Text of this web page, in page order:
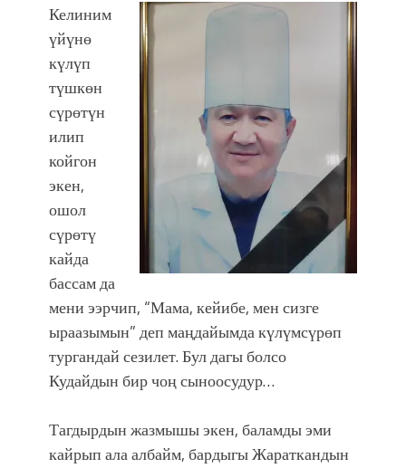
Келиним
үйүнө
күлүп
түшкөн
сүрөтүн
илип
койгон
экен,
ошол
сүрөтү
кайда
бассам да
мени ээрчип, “Мама, кейибе, мен сизге
ыраазымын” деп маңдайымда күлүмсүрөп
тургандай сезилет. Бул дагы болсо
Кудайдын бир чоң сыноосудур…
Тагдырдын жазмышы экен, баламды эми
кайрып ала албайм, бардыгы Жараткандын